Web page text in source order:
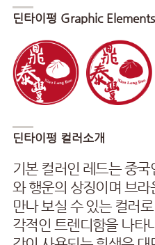
딘타이펑 Graphic Elements
딘타이펑 컬러소개
기본 컬러인 레드는 중
와 행운의 상징이며 브
만나 보실 수 있는 컬러
각적인 트렌디함을 나타